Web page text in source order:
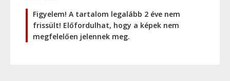
Figyelem! A tartalom legalább 2 éve nem
frissült! Előfordulhat, hogy a képek nem
megfelelően jelennek meg.